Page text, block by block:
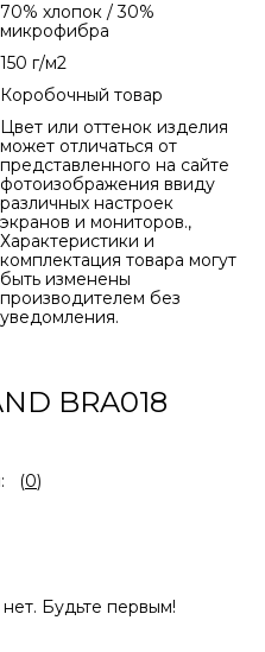
70% хлопок / 30%
микрофибра
150 г/м2
Коробочный товар
Цвет или оттенок изделия
может отличаться от
представленного на сайте
фотоизображения ввиду
различных настроек
экранов и мониторов.,
Характеристики и
комплектация товара могут
быть изменены
производителем без
уведомления.
BRA018
(0)
Будьте первым!